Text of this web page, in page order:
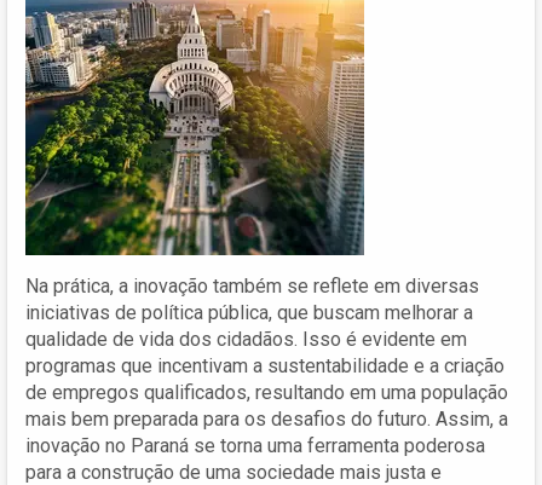
Na prática, a inovação também se reflete em diversas
iniciativas de política pública, que buscam melhorar a
qualidade de vida dos cidadãos. Isso é evidente em
programas que incentivam a sustentabilidade e a criação
de empregos qualificados, resultando em uma população
mais bem preparada para os desafios do futuro. Assim, a
inovação no Paraná se torna uma ferramenta poderosa
para a construção de uma sociedade mais justa e